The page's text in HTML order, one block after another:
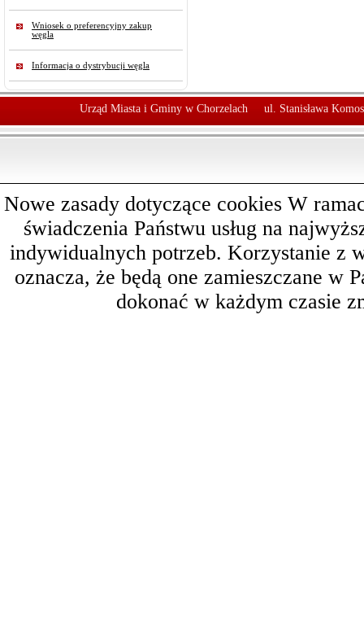
Wniosek o preferencyjny zakup
węgla
Informacja o dystrybucji węgla
Urząd Miasta i Gminy w Chorzelach ul. Stanisława
Nowe zasady dotyczące cookies W
świadczenia Państwu usług na
indywidualnych potrzeb. Korzystanie z
oznacza, że będą one zamieszczane w
dokonać w każdym czasie